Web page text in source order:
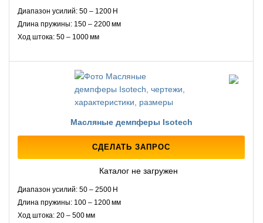
Диапазон усилий: 50 – 1200 Н
Длина пружины: 150 – 2200 мм
Ход штока: 50 – 1000 мм
Масляные демпферы Isotech
СДЕЛАТЬ ЗАПРОС
Каталог не загружен
Диапазон усилий: 50 – 2500 Н
Длина пружины: 100 – 1200 мм
Ход штока: 20 – 500 мм